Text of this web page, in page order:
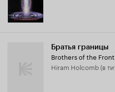
Братья границы
Brothers of the
Hiram Holcomb (в